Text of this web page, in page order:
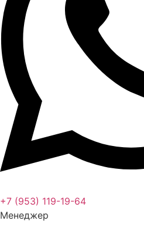
+7 (953) 119-19-64
Менеджер